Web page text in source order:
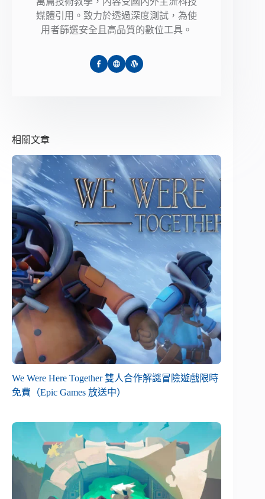
媒體引用。致力於透過深度測試，為使
用者篩選安全且高品質的數位工具。
相關文章
We Were Here Together 雙人合作解謎冒險遊戲限時
免費（Epic Games 放送中）